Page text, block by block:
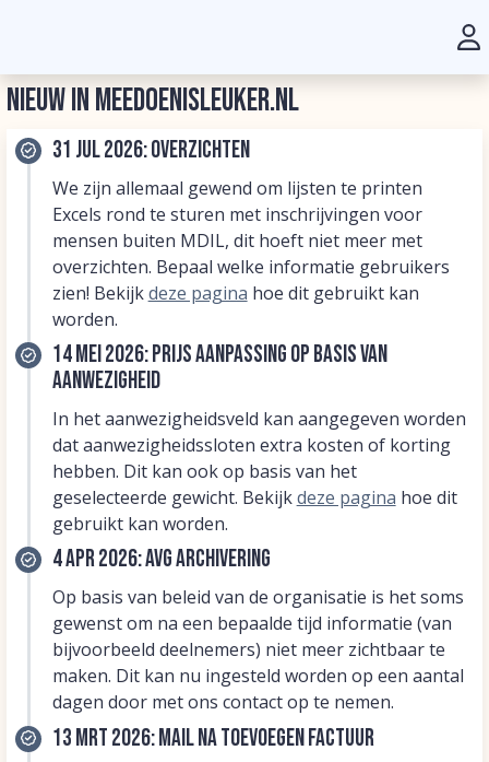
Nieuw in MeeDoenIsLeuker.nl
31 jul 2026: Overzichten
We zijn allemaal gewend om lijsten te printen
Excels rond te sturen met inschrijvingen voor
mensen buiten MDIL, dit hoeft niet meer met
overzichten. Bepaal welke informatie gebruikers
zien! Bekijkdeze pagina hoe dit gebruikt kan
worden.
14 mei 2026: Prijs aanpassing op basis van
aanwezigheid
In het aanwezigheidsveld kan aangegeven worden
dat aanwezigheidssloten extra kosten of korting
hebben. Dit kan ook op basis van het
geselecteerde gewicht. Bekijkdeze pagina hoe dit
gebruikt kan worden.
4 apr 2026: AVG archivering
Op basis van beleid van de organisatie is het soms
gewenst om na een bepaalde tijd informatie (van
bijvoorbeeld deelnemers) niet meer zichtbaar te
maken. Dit kan nu ingesteld worden op een aantal
dagen door met ons contact op te nemen.
13 mrt 2026: Mail na toevoegen factuur